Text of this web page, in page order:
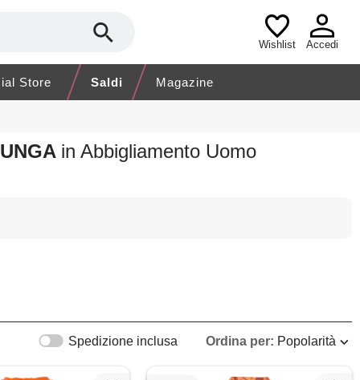
Wishlist Accedi
Store Saldi Magazine
in Abbigliamento Uomo
Ordina per: Popolarità
Spedizione inclusa